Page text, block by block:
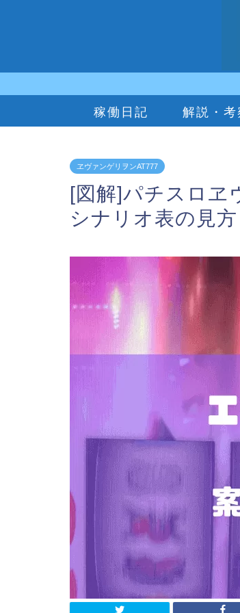
稼働日記 解説・考
ヱヴァンゲリヲンAT777
[図解]パチスロヱ
シナリオ表の見方